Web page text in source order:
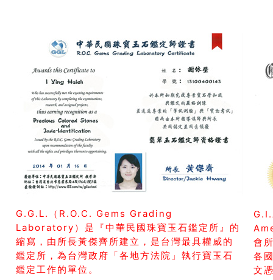
G.G.L.（R.O.C. Gems Grading
Laboratory）是『中華民國珠寶玉石鑑定所』的
縮寫，由所長黃傑齊所建立，是台灣最具權威的
鑑定所，為台灣政府「各地方法院」執行寶玉石
鑑定工作的單位。
會
各
文